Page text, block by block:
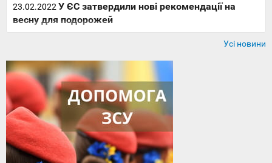
23.02.2022У ЄС затвердили нові рекомендації на
весну для подорожей
Усі новини